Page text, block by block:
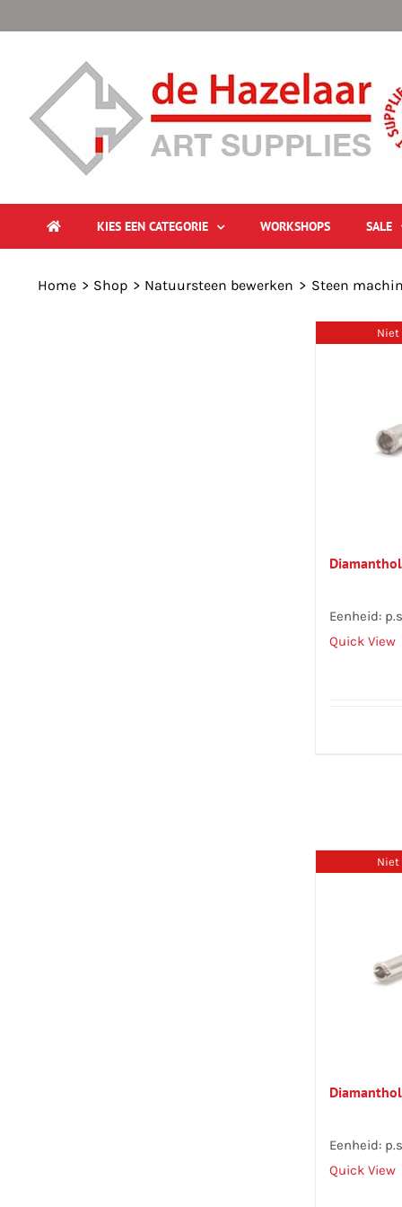
naar
KIES EEN CATEGORIE WORKSHOPS SALE
Home Shop Natuursteen bewerken Steen
Niet
Eenheid:
Quick View
Niet
Eenheid:
Quick View